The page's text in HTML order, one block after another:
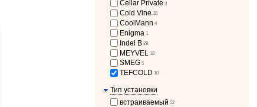
Cellar Private 3
Cold Vine 16
CoolMann 4
Enigma 1
Indel B 29
MEYVEL 18
SMEG 5
TEFCOLD 10
Тип установки
встраиваемый 52